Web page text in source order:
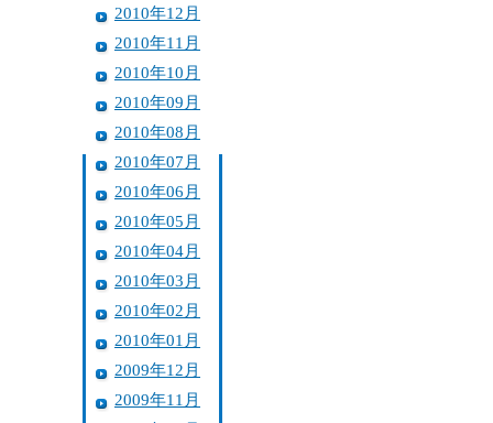
2010年12月
2010年11月
2010年10月
2010年09月
2010年08月
2010年07月
2010年06月
2010年05月
2010年04月
2010年03月
2010年02月
2010年01月
2009年12月
2009年11月